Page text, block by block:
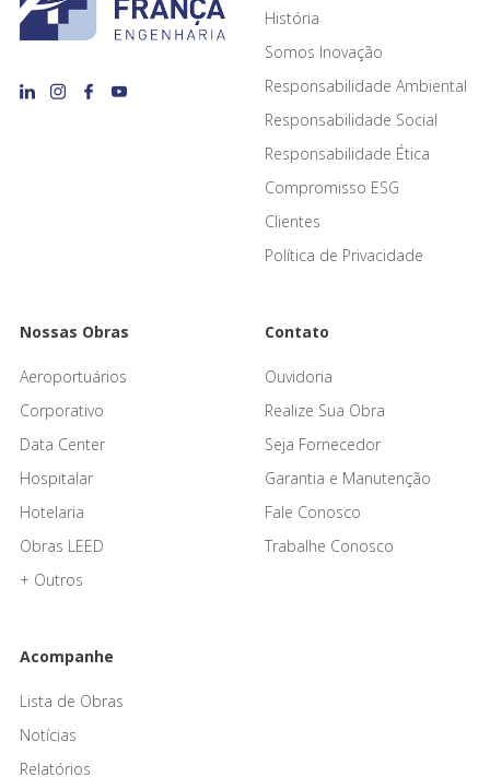
História
Somos Inovação
Responsabilidade Ambiental
Responsabilidade Social
Responsabilidade Ética
Compromisso ESG
Clientes
Política de Privacidade
Nossas Obras
Aeroportuários
Corporativo
Data Center
Hospitalar
Hotelaria
Obras LEED
+ Outros
Contato
Ouvidoria
Realize Sua Obra
Seja Fornecedor
Garantia e Manutenção
Fale Conosco
Trabalhe Conosco
Acompanhe
Lista de Obras
Notícias
Relatórios